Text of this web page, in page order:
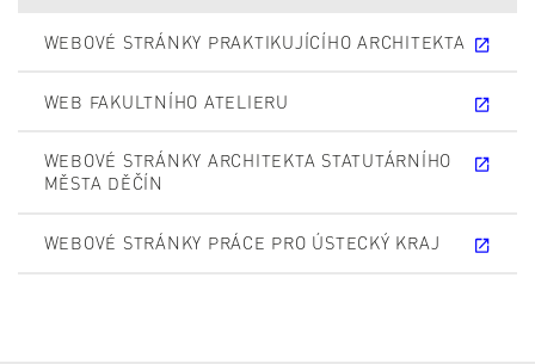
WEBOVÉ STRÁNKY PRAKTIKUJÍCÍHO ARCHITEKTA
WEB FAKULTNÍHO ATELIERU
WEBOVÉ STRÁNKY ARCHITEKTA STATUTÁRNÍHO
MĚSTA DĚČÍN
WEBOVÉ STRÁNKY PRÁCE PRO ÚSTECKÝ KRAJ